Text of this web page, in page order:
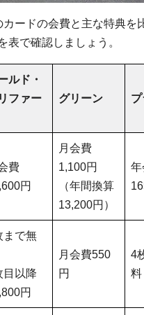
ードの会費と主な特典を
表で確認しましょう。
ルド・
ファー
グリーン
費
円
月会費
1,100円
（年間換算
13,200円）
まで無
目以降
円
月会費550
円
4
料